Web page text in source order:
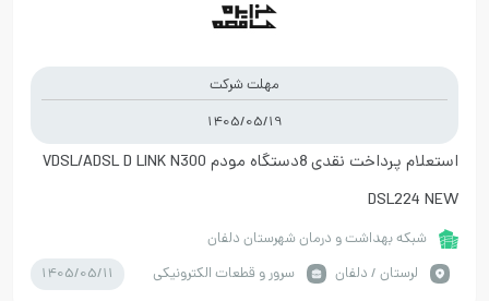
مهلت شرکت
1405/05/19
استعلام پرداخت نقدی 8دستگاه مودم VDSL/ADSL D LINK N300
DSL224 NEW
شبکه بهداشت و درمان شهرستان دلفان
لرستان / دلفان
سرور و قطعات الکترونیکی 1405/05/11